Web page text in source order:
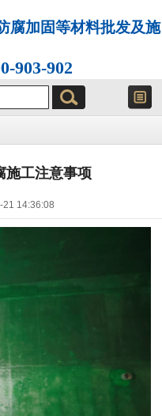
腐加固等材料批发及施
903-902
施工注意事项
21 14:36:08